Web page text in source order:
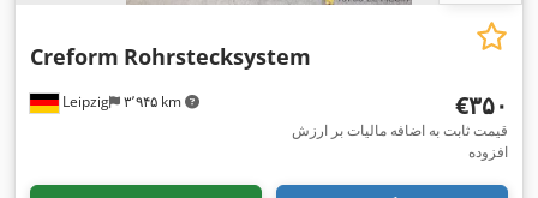
Leipzig ۳٬۹۴۵ km
Creform Rohrstecksystem
‎€۳۵۰
قیمت ثابت به اضافه مالیات بر ارزش
افزوده